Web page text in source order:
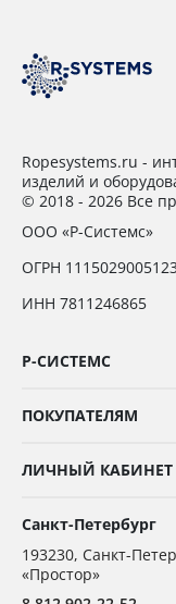
Ropesystems.ru -
изделий и
© 2018 - 2026 Все
ООО «Р-Системс»
ОГРН 1115029005123
ИНН 7811246865
Р-СИСТЕМС
ПОКУПАТЕЛЯМ
ЛИЧНЫЙ КАБИНЕТ
Санкт-Петербург
193230, Санкт-
«Простор»